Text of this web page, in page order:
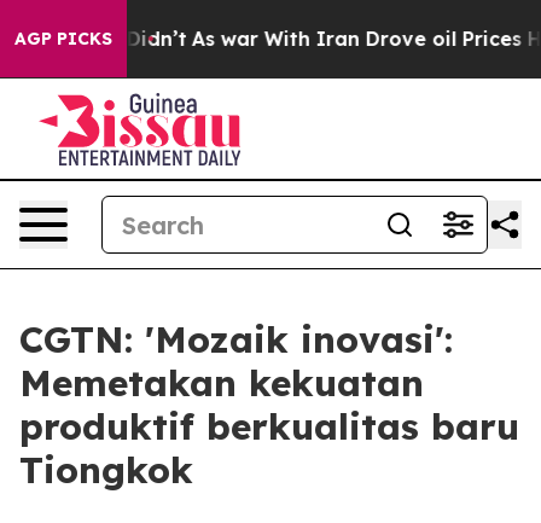
AGP PICKS
it Didn’t As war With Iran Drove oil Prices
CGTN: 'Mozaik inovasi':
Memetakan kekuatan
produktif berkualitas baru
Tiongkok